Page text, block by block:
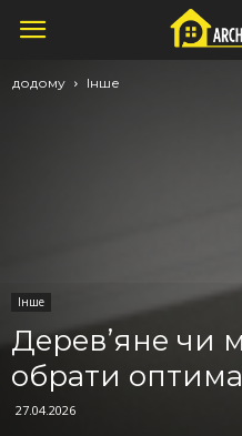
додому Інше
Інше
Дерев’яне чи
обрати
27.04.2026